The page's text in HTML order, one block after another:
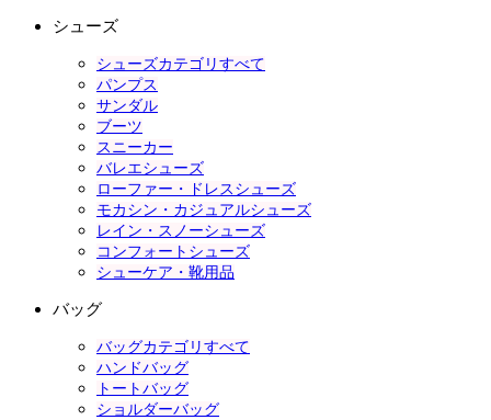
シューズ
シューズカテゴリすべて
パンプス
サンダル
ブーツ
スニーカー
バレエシューズ
ローファー・ドレスシューズ
モカシン・カジュアルシューズ
レイン・スノーシューズ
コンフォートシューズ
シューケア・靴用品
バッグ
バッグカテゴリすべて
ハンドバッグ
トートバッグ
ショルダーバッグ